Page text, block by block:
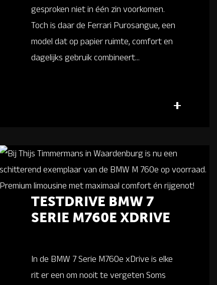
gesproken niet in één zin voorkomen.
Toch is daar de Ferrari Purosangue, een
model dat op papier ruimte, comfort en
dagelijks gebruik combineert...
TESTDRIVE BMW 7
SERIE M760E XDRIVE
In de BMW 7 Serie M760e xDrive is elke
rit er een om nooit te vergeten Soms